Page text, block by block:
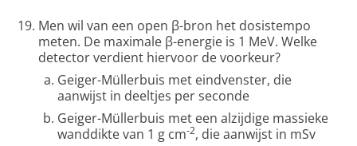
Men wil van een open β-bron het dosistempo
meten. De maximale β-energie is 1 MeV. Welke
detector verdient hiervoor de voorkeur?
Geiger-Müllerbuis met eindvenster, die
aanwijst in deeltjes per seconde
Geiger-Müllerbuis met een alzijdige massieke
wanddikte van 1 g cm-2, die aanwijst in mSv